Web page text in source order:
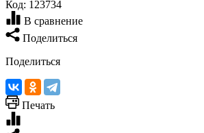
Код: 123734
В сравнение
Поделиться
Поделиться
Печать